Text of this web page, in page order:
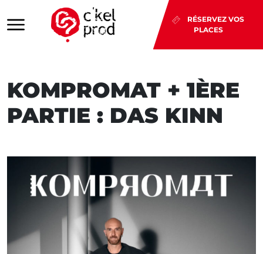
RÉSERVEZ VOS
PLACES
KOMPROMAT + 1ÈRE
PARTIE : DAS KINN